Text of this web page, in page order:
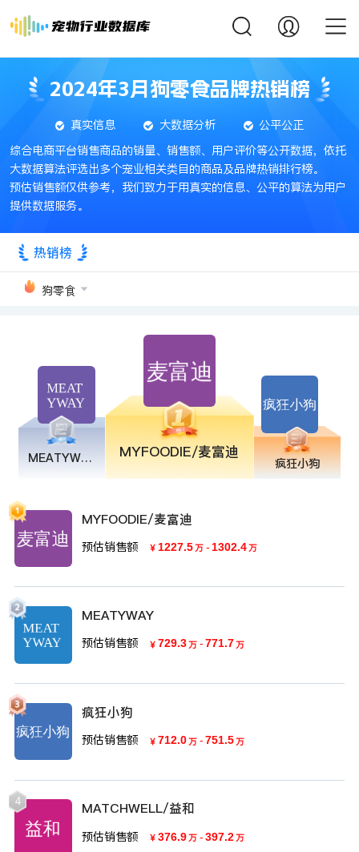
2024年3月狗零食品牌热销榜
真实信息 大数据分析
公平公正
综合电商平台销售商品的销量、销售额、用户评价等公开数据，依托
大数据算法评选出多个宠业相关类目的商品及品牌热销排行榜。
预估销售额仅供参考，我们致力于用真实的信息、公平的算法为用户
提供数据服务。
热销榜
狗零食
MEATYWAY MYFOODIE/麦富迪
疯狂小狗
MYFOODIE/麦富迪
预估销售额 ￥ 1227.5万 - 1302.4万
MEATYWAY
预估销售额 ￥ 729.3万 - 771.7万
疯狂小狗
预估销售额 ￥ 712.0万 - 751.5万
4 MATCHWELL/益和
预估销售额 ￥ 376.9万 - 397.2万